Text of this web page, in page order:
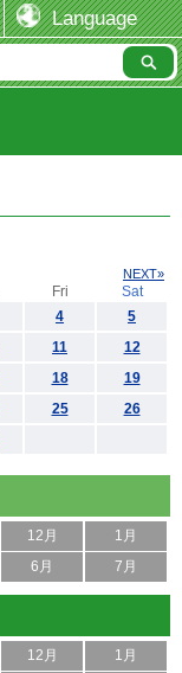
Language
NEXT»
Fri
Sat
4
5
11
12
18
19
25
26
12月
1月
6月 7月
12月
1月